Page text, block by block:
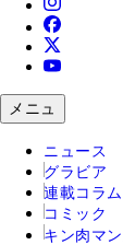
メニュ
ニュース
グラビア
連載コラム
コミック
キン肉マン